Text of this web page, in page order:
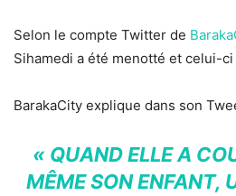
Selon le compte Twitter de
Sihamedi a été menotté et celui-
BarakaCity explique dans son
« QUAND ELLE A
MÊME SON ENFANT,